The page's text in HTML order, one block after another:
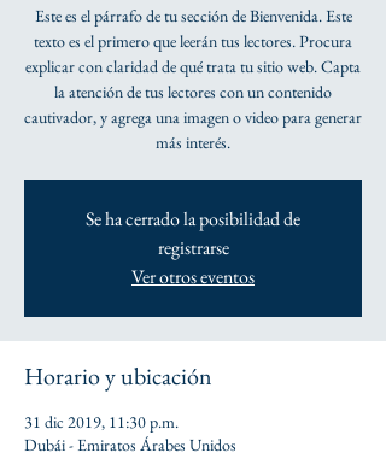
Este es el párrafo de tu sección de Bienvenida. Este
texto es el primero que leerán tus lectores. Procura
explicar con claridad de qué trata tu sitio web. Capta
la atención de tus lectores con un contenido
cautivador, y agrega una imagen o video para generar
más interés.
Se ha cerrado la posibilidad de
registrarse
Ver otros eventos
Horario y ubicación
31 dic 2019, 11:30 p.m.
Dubái - Emiratos Árabes Unidos